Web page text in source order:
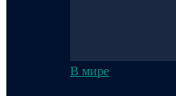
В мире